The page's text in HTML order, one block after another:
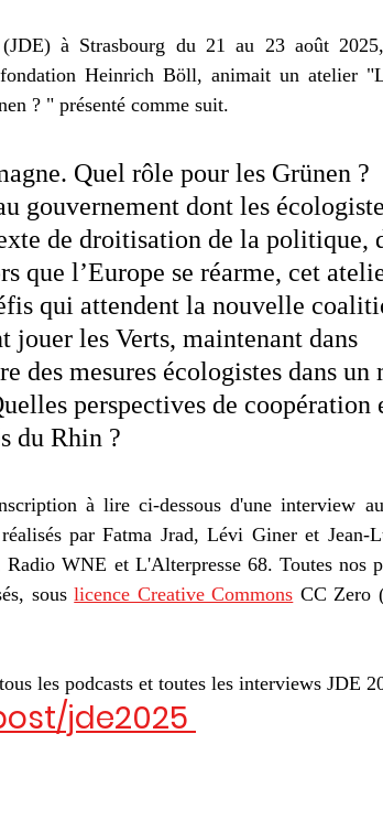
à Strasbourg du 21 au 23 août
Heinrich Böll, animait un atelier
? " présenté comme suit.
Quel rôle pour les Grünen ?
gouvernement dont les
de droitisation de la politique,
que l’Europe se réarme, cet
qui attendent la nouvelle
jouer les Verts, maintenant dans
des mesures écologistes dans un
perspectives de coopération
du Rhin ?
à lire ci-dessous d'une interview
par Fatma Jrad, Lévi Giner et Jean-
WNE et L'Alterpresse 68. Toutes nos
sous licence Creative Commons CC Zero
les podcasts et toutes les interviews JDE
jde2025